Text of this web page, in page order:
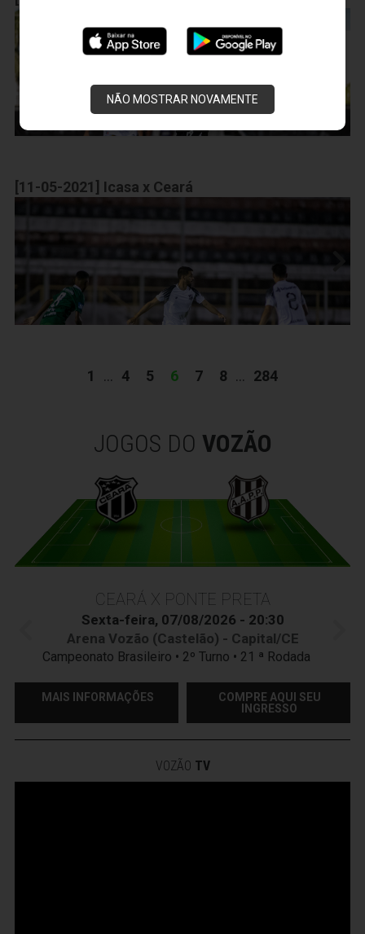
NÃO MOSTRAR NOVAMENTE
[11-05-2021] Icasa x Ceará
1 ... 4 5 6 7 8 ... 284
JOGOS DO VOZÃO
CEARÁ X PONTE PRETA
Sexta-feira, 07/08/2026 - 20:30
Arena Vozão (Castelão) - Capital/CE
Campeonato Brasileiro • 2º Turno • 21 ª Rodada
MAIS INFORMAÇÕES
COMPRE AQUI SEU
INGRESSO
VOZÃO TV